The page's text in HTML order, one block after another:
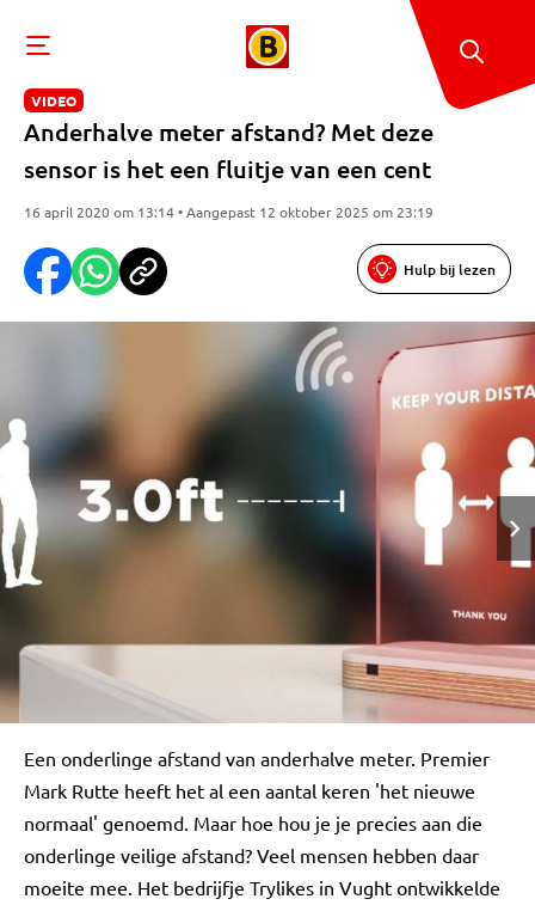
VIDEO
Anderhalve meter afstand? Met deze
sensor is het een fluitje van een cent
16 april 2020 om 13:14 • Aangepast 12 oktober 2025 om 23:19
Hulp bij lezen
Een onderlinge afstand van anderhalve meter. Premier
Mark Rutte heeft het al een aantal keren 'het nieuwe
normaal' genoemd. Maar hoe hou je je precies aan die
onderlinge veilige afstand? Veel mensen hebben daar
moeite mee. Het bedrijfje Trylikes in Vught ontwikkelde